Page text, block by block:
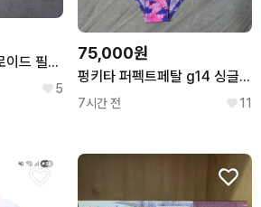
미도리카와 디스트로이드 필드자켓
5
75,000원
펑키타 퍼펙트페탈 g14 싱글스트랩 수영복
7시간 전 11